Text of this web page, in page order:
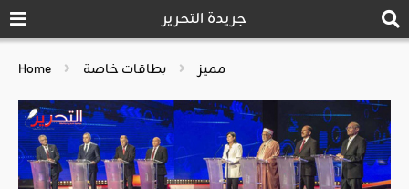
جريدة التحرير
Home مميز بطاقات خاصة